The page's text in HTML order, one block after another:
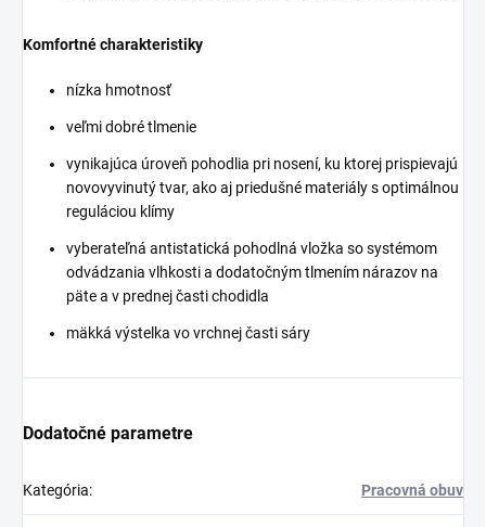
Komfortné charakteristiky
nízka hmotnosť
veľmi dobré tlmenie
vynikajúca úroveň pohodlia pri nosení, ku ktorej prispievajú
novovyvinutý tvar, ako aj priedušné materiály s optimálnou
reguláciou klímy
vyberateľná antistatická pohodlná vložka so systémom
odvádzania vlhkosti a dodatočným tlmením nárazov na
päte a v prednej časti chodidla
mäkká výstelka vo vrchnej časti sáry
Dodatočné parametre
Kategória: Pracovná obuv